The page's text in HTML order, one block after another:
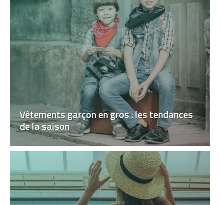
Vêtements garçon en gros : les tendances
de la saison